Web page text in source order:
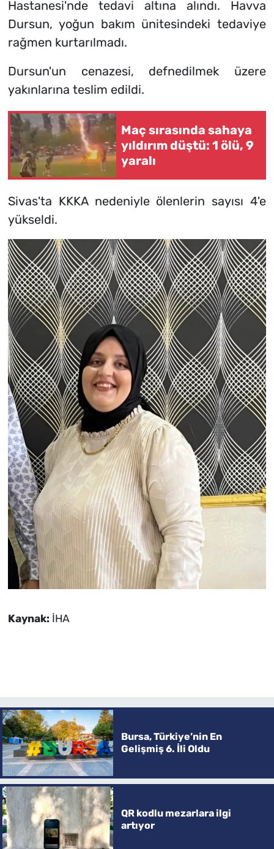
Hastanesi'nde tedavi altına alındı. Havva
Dursun, yoğun bakım ünitesindeki tedaviye
rağmen kurtarılmadı.
Dursun'un cenazesi, defnedilmek üzere
yakınlarına teslim edildi.
Maç sırasında sahaya
yıldırım düştü: 1 ölü, 9
yaralı
Sivas'ta KKKA nedeniyle ölenlerin sayısı 4'e
yükseldi.
Kaynak: İHA
Bursa, Türkiye’nin En
Gelişmiş 6. İli Oldu
QR kodlu mezarlara ilgi
artıyor